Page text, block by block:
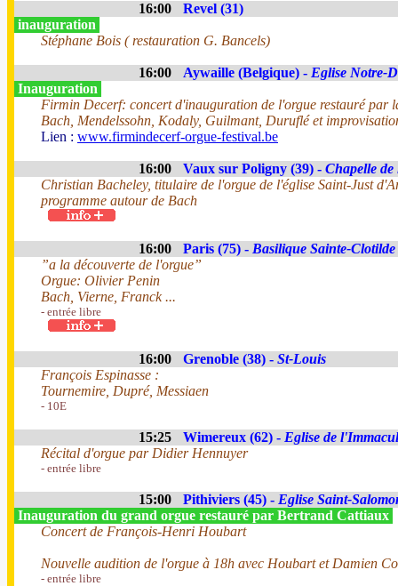
16:00
Revel (31)
inauguration
Stéphane Bois ( restauration G. Bancels)
16:00 Aywaille (Belgique) - Eglise Notre-
Inauguration
Firmin Decerf: concert d'inauguration de l'orgue restauré par
Bach, Mendelssohn, Kodaly, Guilmant, Duruflé et
Lien : www.firmindecerf-orgue-festival.be
16:00 Vaux sur Poligny (39) - Chapelle
Christian Bacheley, titulaire de l'orgue de l'église Saint-Just
programme autour de Bach
16:00 Paris (75) - Basilique Sainte-Clotilde
”a la découverte de l'orgue”
Orgue: Olivier Penin
Bach, Vierne, Franck ...
- entrée libre
16:00 Grenoble (38) - St-Louis
François Espinasse :
Tournemire, Dupré, Messiaen
- 10E
15:25 Wimereux (62) - Eglise de
Récital d'orgue par Didier Hennuyer
- entrée libre
15:00 Pithiviers (45) - Eglise Saint-
Inauguration du grand orgue restauré par Bertrand Cattiaux
Concert de François-Henri Houbart
Nouvelle audition de l'orgue à 18h avec Houbart et Damien
- entrée libre